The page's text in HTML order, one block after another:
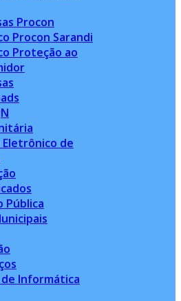
Procon
Procon Sarandi
Proteção ao
Eletrônico de
Pública
de Informática